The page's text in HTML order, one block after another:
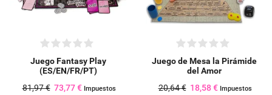
Juego Fantasy Play
(ES/EN/FR/PT)
81,97 € 73,77 € Impuestos
Juego de Mesa la Pirámide
del Amor
20,64 € 18,58 € Impuestos